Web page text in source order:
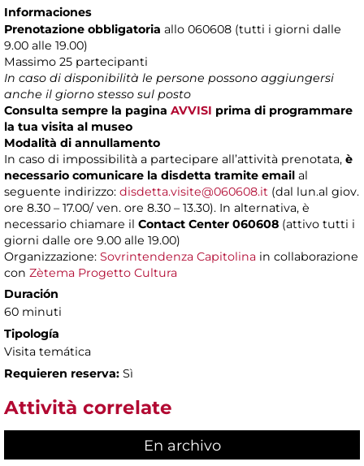
Informaciones
Prenotazione obbligatoria allo 060608 (tutti i giorni dalle
9.00 alle 19.00)
Massimo 25 partecipanti
In caso di disponibilità le persone possono aggiungersi
anche il giorno stesso sul posto
Consulta sempre la pagina AVVISI prima di programmare
la tua visita al museo
Modalità di annullamento
In caso di impossibilità a partecipare all’attività prenotata, è
necessario comunicare la disdetta tramite email al
seguente indirizzo: disdetta.visite@060608.it (dal lun.al giov.
ore 8.30 – 17.00/ ven. ore 8.30 – 13.30). In alternativa, è
necessario chiamare il Contact Center 060608 (attivo tutti i
giorni dalle ore 9.00 alle 19.00)
Organizzazione: Sovrintendenza Capitolina in collaborazione
con Zètema Progetto Cultura
Duración
60 minuti
Tipología
Visita temática
Requieren reserva: Sì
Attività correlate
En archivo